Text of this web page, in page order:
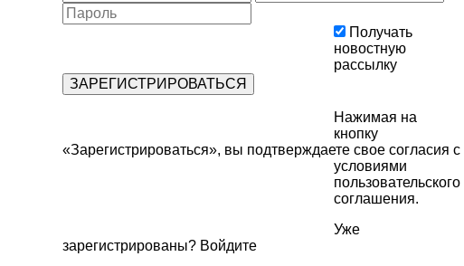
Получать
новостную
рассылку
Нажимая на
кнопку
«Зарегистрироваться», вы подтверждаете свое согласия с
условиями
пользовательского
соглашения.
Уже
зарегистрированы? Войдите